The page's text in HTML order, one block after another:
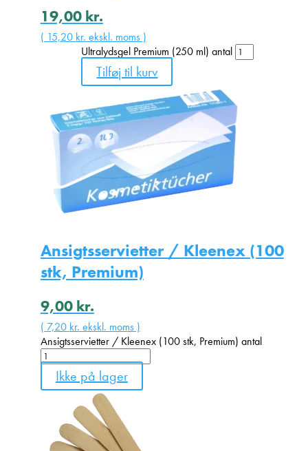
19,00 kr.
( 15,20 kr. ekskl. moms )
Ultralydsgel Premium (250 ml) antal
Tilføj til kurv
Ansigtsservietter / Kleenex (100
stk, Premium)
9,00 kr.
( 7,20 kr. ekskl. moms )
Ansigtsservietter / Kleenex (100 stk, Premium) antal
Ikke på lager